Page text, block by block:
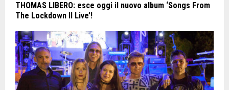
THOMAS LIBERO: esce oggi il nuovo album ‘Songs From
The Lockdown II Live’!